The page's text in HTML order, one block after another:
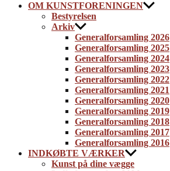
OM KUNSTFORENINGEN
Bestyrelsen
Arkiv
Generalforsamling 2026
Generalforsamling 2025
Generalforsamling 2024
Generalforsamling 2023
Generalforsamling 2022
Generalforsamling 2021
Generalforsamling 2020
Generalforsamling 2019
Generalforsamling 2018
Generalforsamling 2017
Generalforsamling 2016
INDKØBTE VÆRKER
Kunst på dine vægge